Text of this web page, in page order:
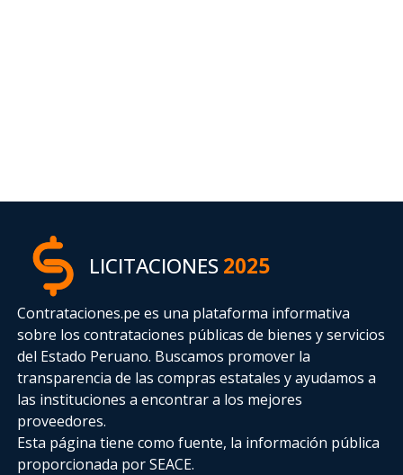
LICITACIONES2025
Contrataciones.pe es una plataforma informativa
sobre los contrataciones públicas de bienes y servicios
del Estado Peruano. Buscamos promover la
transparencia de las compras estatalesy ayudamos a
las instituciones a encontrar a los mejores
proveedores.
Esta página tiene como fuente, la información pública
proporcionada por SEACE.